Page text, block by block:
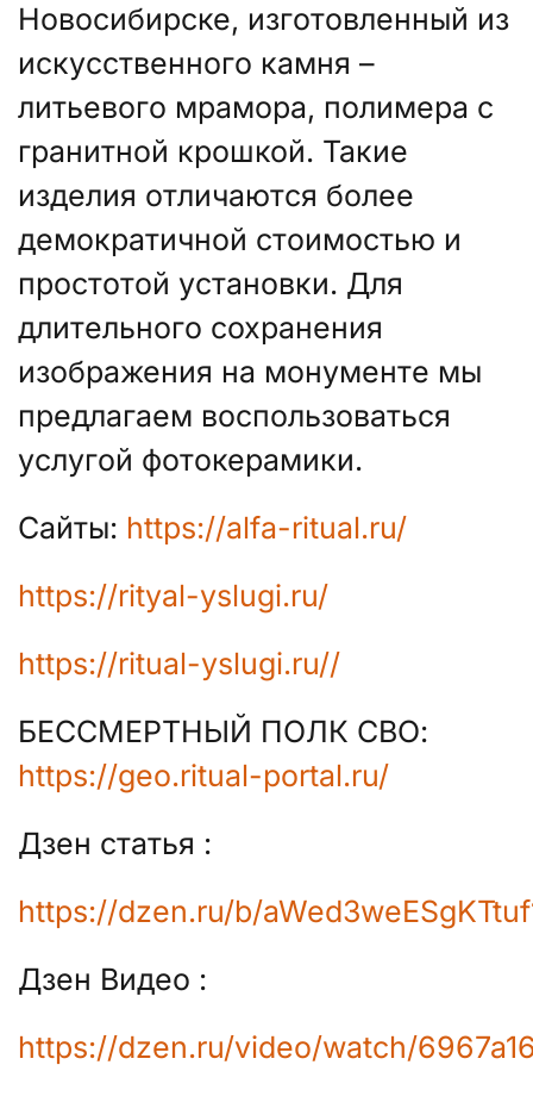
Новосибирске, изготовленный из
искусственного камня –
литьевого мрамора, полимера с
гранитной крошкой. Такие
изделия отличаются более
демократичной стоимостью и
простотой установки. Для
длительного сохранения
изображения на монументе мы
предлагаем воспользоваться
услугой фотокерамики.
Сайты: https://alfa-ritual.ru/
https://rityal-yslugi.ru/
https://ritual-yslugi.ru//
БЕССМЕРТНЫЙ ПОЛК СВО:
https://geo.ritual-portal.ru/
Дзен статья :
https://dzen.ru/b/
Дзен Видео :
https://dzen.ru/video/watch/